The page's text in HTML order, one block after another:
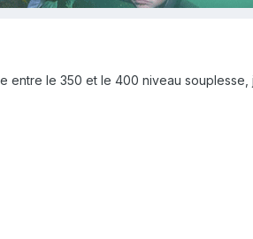
entre le 350 et le 400 niveau